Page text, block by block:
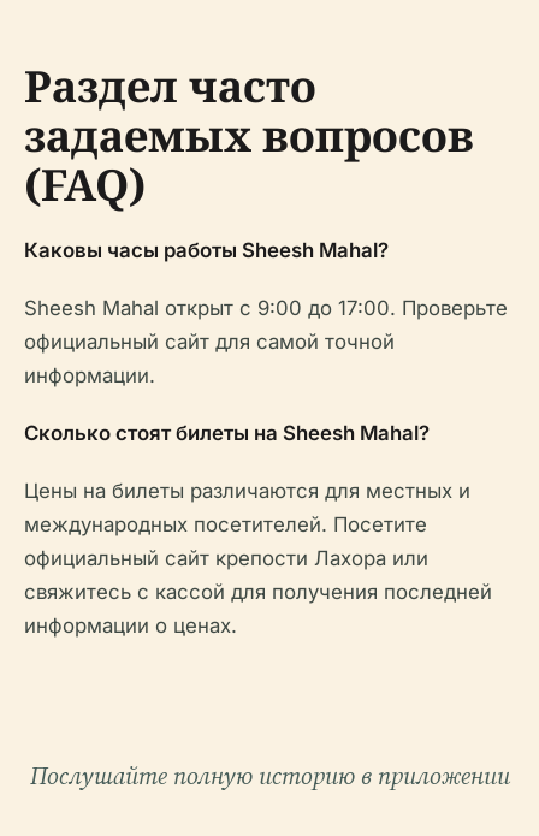
Раздел часто
задаемых вопросов
(FAQ)
Каковы часы работы Sheesh Mahal?
Sheesh Mahal открыт с 9:00 до 17:00. Проверьте
официальный сайт для самой точной
информации.
Сколько стоят билеты на Sheesh Mahal?
Цены на билеты различаются для местных и
международных посетителей. Посетите
официальный сайт крепости Лахора или
свяжитесь с кассой для получения последней
информации о ценах.
Послушайте полную историю в приложении